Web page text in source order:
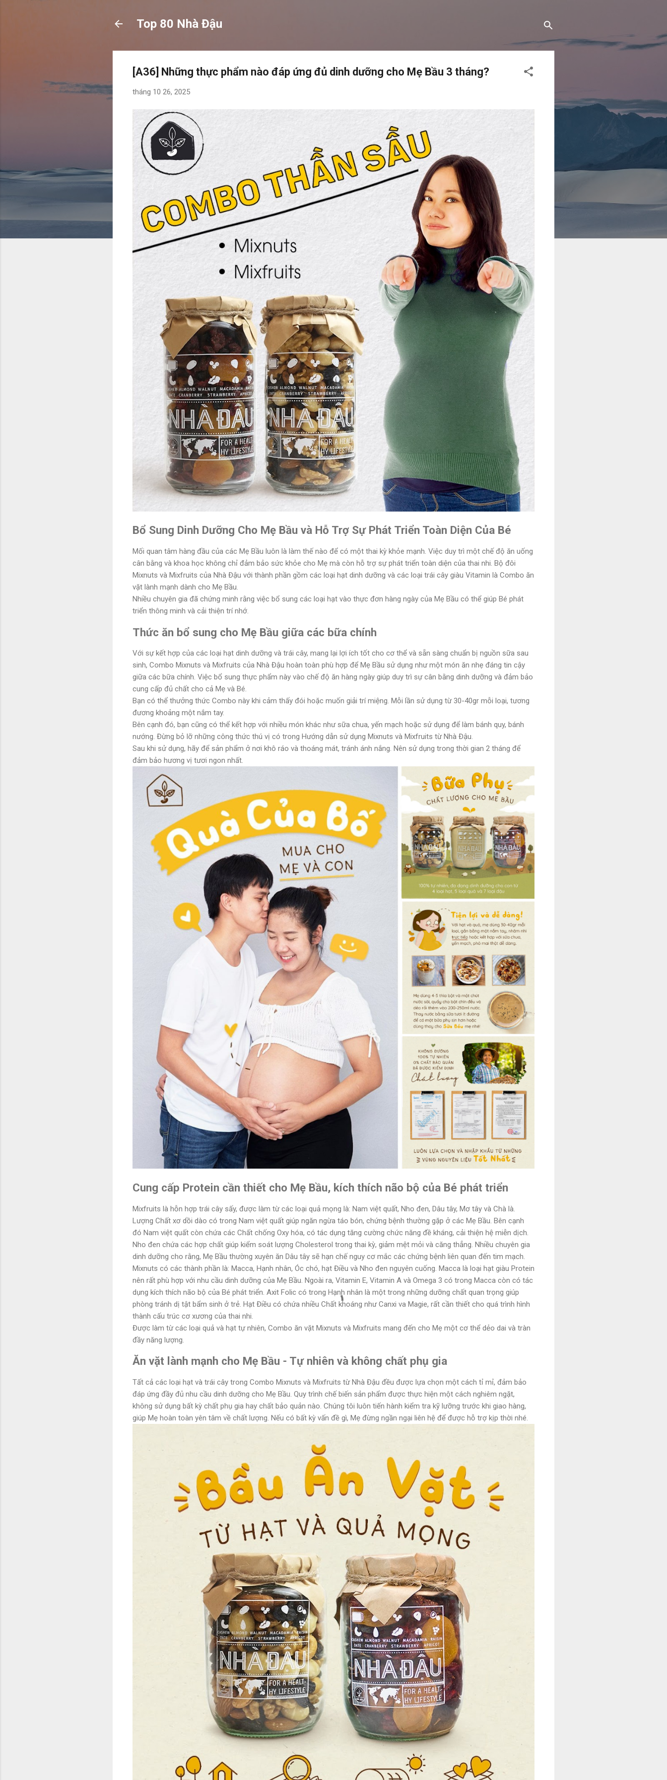
Top 80 Nhà Đậu
[A36] Những thực phẩm nào đáp ứng đủ dinh dưỡng cho Mẹ Bầu 3 tháng?
tháng 10 26, 2025
Bổ Sung Dinh Dưỡng Cho Mẹ Bầu và Hỗ Trợ Sự Phát Triển Toàn Diện Của Bé
Mối quan tâm hàng đầu của các Mẹ Bầu luôn là làm thế nào để có một thai kỳ khỏe mạnh. Việc duy trì một chế độ ăn uống
cân bằng và khoa học không chỉ đảm bảo sức khỏe cho Mẹ mà còn hỗ trợ sự phát triển toàn diện của thai nhi. Bộ đôi
Mixnuts và Mixfruits của Nhà Đậu với thành phần gồm các loại hạt dinh dưỡng và các loại trái cây giàu Vitamin là Combo ăn
vặt lành mạnh dành cho Mẹ Bầu.
Nhiều chuyên gia đã chứng minh rằng việc bổ sung các loại hạt vào thực đơn hàng ngày của Mẹ Bầu có thể giúp Bé phát
triển thông minh và cải thiện trí nhớ.
Thức ăn bổ sung cho Mẹ Bầu giữa các bữa chính
Với sự kết hợp của các loại hạt dinh dưỡng và trái cây, mang lại lợi ích tốt cho cơ thể và sẵn sàng chuẩn bị nguồn sữa sau
sinh, Combo Mixnuts và Mixfruits của Nhà Đậu hoàn toàn phù hợp để Mẹ Bầu sử dụng như một món ăn nhẹ đáng tin cậy
giữa các bữa chính. Việc bổ sung thực phẩm này vào chế độ ăn hàng ngày giúp duy trì sự cân bằng dinh dưỡng và đảm bảo
cung cấp đủ chất cho cả Mẹ và Bé.
Bạn có thể thưởng thức Combo này khi cảm thấy đói hoặc muốn giải trí miệng. Mỗi lần sử dụng từ 30-40gr mỗi loại, tương
đương khoảng một nắm tay.
Bên cạnh đó, bạn cũng có thể kết hợp với nhiều món khác như sữa chua, yến mạch hoặc sử dụng để làm bánh quy, bánh
nướng. Đừng bỏ lỡ những công thức thú vị có trong Hướng dẫn sử dụng Mixnuts và Mixfruits từ Nhà Đậu.
Sau khi sử dụng, hãy để sản phẩm ở nơi khô ráo và thoáng mát, tránh ánh nắng. Nên sử dụng trong thời gian 2 tháng để
đảm bảo hương vị tươi ngon nhất.
Cung cấp Protein cần thiết cho Mẹ Bầu, kích thích não bộ của Bé phát triển
Mixfruits là hỗn hợp trái cây sấy, được làm từ các loại quả mọng là: Nam việt quất, Nho đen, Dâu tây, Mơ tây và Chà là.
Lượng Chất xơ dồi dào có trong Nam việt quất giúp ngăn ngừa táo bón, chứng bệnh thường gặp ở các Mẹ Bầu. Bên cạnh
đó Nam việt quất còn chứa các Chất chống Oxy hóa, có tác dụng tăng cường chức năng đề kháng, cải thiện hệ miễn dịch.
Nho đen chứa các hợp chất giúp kiểm soát lượng Cholesterol trong thai kỳ, giảm mệt mỏi và căng thẳng. Nhiều chuyên gia
dinh dưỡng cho rằng, Mẹ Bầu thường xuyên ăn Dâu tây sẽ hạn chế nguy cơ mắc các chứng bệnh liên quan đến tim mạch.
Mixnuts có các thành phần là: Macca, Hạnh nhân, Óc chó, hạt Điều và Nho đen nguyên cuống. Macca là loại hạt giàu Protein
nên rất phù hợp với nhu cầu dinh dưỡng của Mẹ Bầu. Ngoài ra, Vitamin E, Vitamin A và Omega 3 có trong Macca còn có tác
dụng kích thích não bộ của Bé phát triển. Axit Folic có trong Hạnh nhân là một trong những dưỡng chất quan trọng giúp
phòng tránh dị tật bẩm sinh ở trẻ. Hạt Điều có chứa nhiều Chất khoáng như Canxi va Magie, rất cần thiết cho quá trình hình
thành cấu trúc cơ xương của thai nhi.
Được làm từ các loại quả và hạt tự nhiên, Combo ăn vặt Mixnuts và Mixfruits mang đến cho Mẹ một cơ thể dẻo dai và tràn
đầy năng lượng.
Ăn vặt lành mạnh cho Mẹ Bầu - Tự nhiên và không chất phụ gia
Tất cả các loại hạt và trái cây trong Combo Mixnuts và Mixfruits từ Nhà Đậu đều được lựa chọn một cách tỉ mỉ, đảm bảo
đáp ứng đầy đủ nhu cầu dinh dưỡng cho Mẹ Bầu. Quy trình chế biến sản phẩm được thực hiện một cách nghiêm ngặt,
không sử dụng bất kỳ chất phụ gia hay chất bảo quản nào. Chúng tôi luôn tiến hành kiểm tra kỹ lưỡng trước khi giao hàng,
giúp Mẹ hoàn toàn yên tâm về chất lượng. Nếu có bất kỳ vấn đề gì, Mẹ đừng ngần ngại liên hệ để được hỗ trợ kịp thời nhé.